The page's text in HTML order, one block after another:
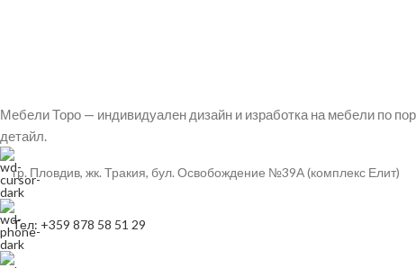
Мебели Торо — индивидуален дизайн и изработка на мебели по
детайл.
гр. Пловдив, жк. Тракия, бул. Освобождение №39А (комплекс Елит)
Тел: +359 878 58 51 29